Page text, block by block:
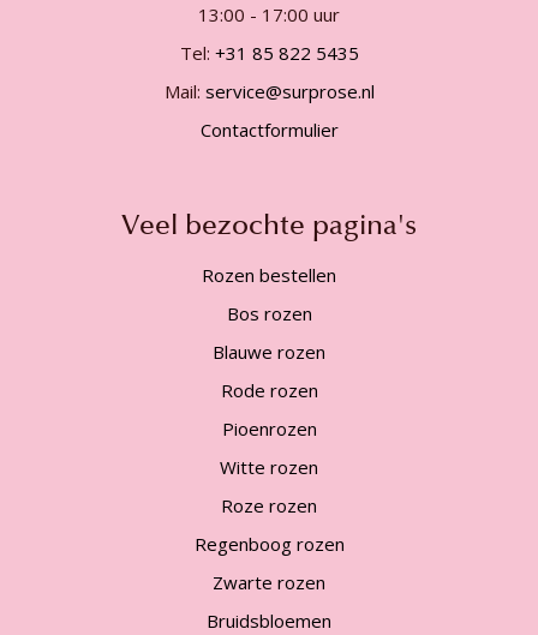
13:00 - 17:00 uur
Tel: +31 85 822 5435
Mail: service@surprose.nl
Contactformulier
Veel bezochte pagina's
Rozen bestellen
Bos rozen
Blauwe rozen
Rode rozen
Pioenrozen
Witte rozen
Roze rozen
Regenboog rozen
Zwarte rozen
Bruidsbloemen